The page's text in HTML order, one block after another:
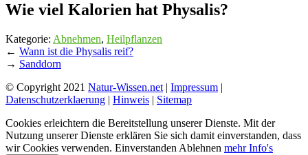
Wie viel Kalorien hat Physalis?
Kategorie: Abnehmen, Heilpflanzen
← Wann ist die Physalis reif?
→ Sanddorn
© Copyright 2021 Natur-Wissen.net | Impressum |
Datenschutzerklaerung | Hinweis | Sitemap
Cookies erleichtern die Bereitstellung unserer Dienste. Mit der
Nutzung unserer Dienste erklären Sie sich damit einverstanden, dass
wir Cookies verwenden. Einverstanden Ablehnen mehr Info's